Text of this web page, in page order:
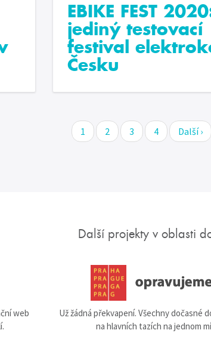
EBIKE FEST
jediný testovací
festival
Česku
Stránka
1 Stránka
2 Stránka
3 Stránka
4
stránka
Další ›
Další projekty v oblasti
web
Už žádná překvapení. Všechny dočasné
na hlavních tazích na jednom